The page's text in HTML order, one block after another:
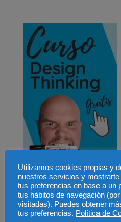
Entradas recientes
Jugar al escondite e innovar
Utilizamos cookies propias y
nuestros servicios y
tus preferencias en base a un
tus hábitos de navegación
visitadas). Puedes obtener
tus preferencias. Política de